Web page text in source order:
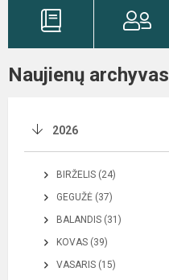
Naujienų archyvas
2026
BIRŽELIS (24)
GEGUŽĖ (37)
BALANDIS (31)
KOVAS (39)
VASARIS (15)